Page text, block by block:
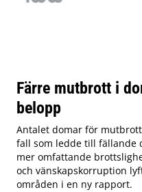
Färre mutbrott i
belopp
Antalet domar för
fall som ledde till fällande
mer omfattande
och vänskapskorruption
områden i en ny rapport.